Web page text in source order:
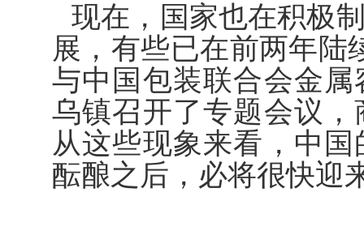
现在，国家也在积极
展，有些已在前两年陆
与中国包装联合会金
乌镇召开了专题会议
从这些现象来看，中
酝酿之后，必将很快迎